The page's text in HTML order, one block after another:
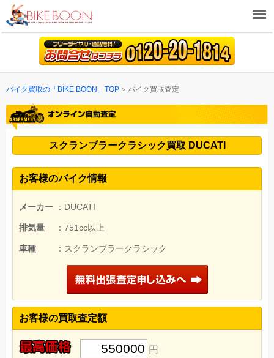
バイク買取の「BIKE BOON」TOP バイク買取査定
スクランブラークラシック買取 DUCATI
お客様のバイク情報
メーカー ：DUCATI
排気量 ：751cc以上
車種 ：スクランブラークラシック
お客様の買取査定額
550000 円